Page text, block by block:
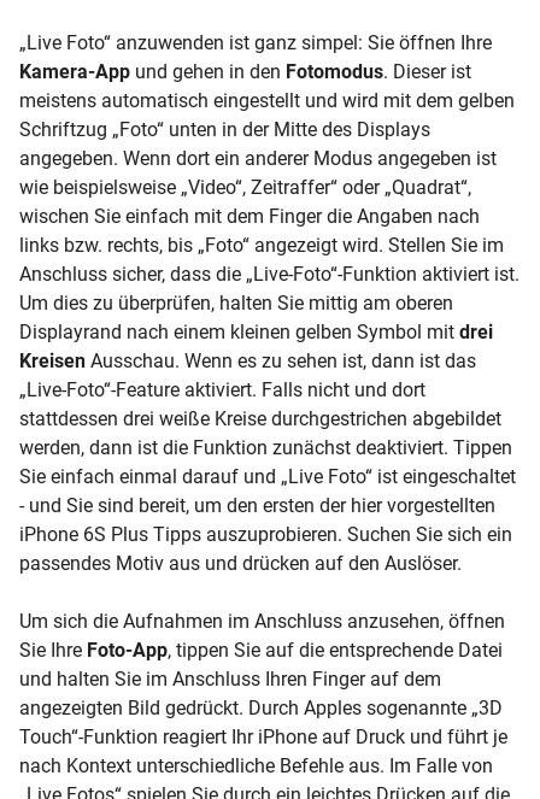
„Live Foto“ anzuwenden ist ganz simpel: Sie öffnen Ihre
Kamera-App und gehen in den Fotomodus. Dieser ist
meistens automatisch eingestellt und wird mit dem gelben
Schriftzug „Foto“ unten in der Mitte des Displays
angegeben. Wenn dort ein anderer Modus angegeben ist
wie beispielsweise „Video“, Zeitraffer“ oder „Quadrat“,
wischen Sie einfach mit dem Finger die Angaben nach
links bzw. rechts, bis „Foto“ angezeigt wird. Stellen Sie im
Anschluss sicher, dass die „Live-Foto“-Funktion aktiviert ist.
Um dies zu überprüfen, halten Sie mittig am oberen
Displayrand nach einem kleinen gelben Symbol mit drei
Kreisen Ausschau. Wenn es zu sehen ist, dann ist das
„Live-Foto“-Feature aktiviert. Falls nicht und dort
stattdessen drei weiße Kreise durchgestrichen abgebildet
werden, dann ist die Funktion zunächst deaktiviert. Tippen
Sie einfach einmal darauf und „Live Foto“ ist eingeschaltet
- und Sie sind bereit, um den ersten der hier vorgestellten
iPhone 6S Plus Tipps auszuprobieren. Suchen Sie sich ein
passendes Motiv aus und drücken auf den Auslöser.
Um sich die Aufnahmen im Anschluss anzusehen, öffnen
Sie Ihre Foto-App, tippen Sie auf die entsprechende Datei
und halten Sie im Anschluss Ihren Finger auf dem
angezeigten Bild gedrückt. Durch Apples sogenannte „3D
Touch“-Funktion reagiert Ihr iPhone auf Druck und führt je
nach Kontext unterschiedliche Befehle aus. Im Falle von